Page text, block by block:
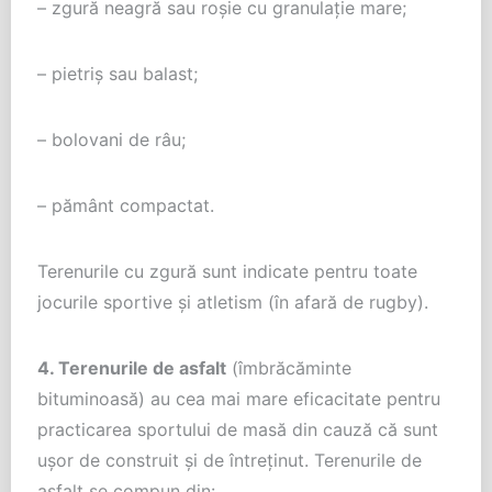
– zgură neagră sau roşie cu granulaţie mare;
– pietriş sau balast;
– bolovani de râu;
– pământ compactat.
Terenurile cu zgură sunt indicate pentru toate
jocurile sportive şi atletism (în afară de rugby).
4. Terenurile de asfalt (îmbrăcăminte
bituminoasă) au cea mai mare eficacitate pentru
practicarea sportului de masă din cauză că sunt
uşor de construit şi de întreţinut. Terenurile de